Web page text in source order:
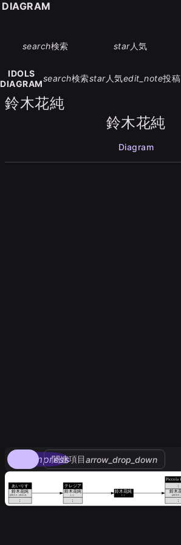
search検索 star人気
IDOLS
DIAGRAM
search検索star人気edit_note投稿
鈴木花純
鈴木花純
Diagram
compress
関連項目arrow_drop_down